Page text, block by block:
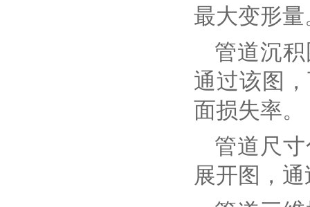
最大变形量
管道沉
通过该图
面损失率。
管道尺
展开图，